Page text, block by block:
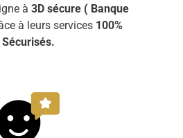
à 3D sécure ( Banque
à leurs services 100%
Sécurisés.